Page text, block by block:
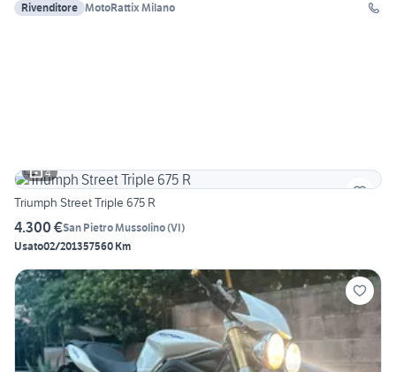
Rivenditore MotoRattix Milano
4
Triumph Street Triple 675 R
4.300 €San Pietro Mussolino(VI)
Usato02/201357560 Km